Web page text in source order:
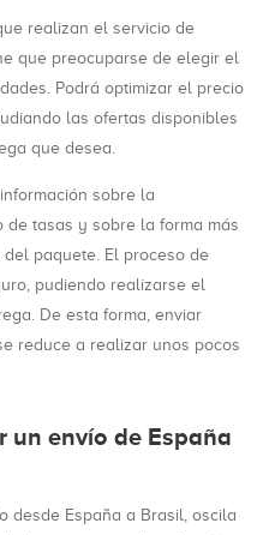
realizan el servicio de
que preocuparse de elegir el
Podrá optimizar el precio
las ofertas disponibles
que desea.
sobre la
de tasas y sobre la forma más
paquete. El proceso de
pudiendo realizarse el
De esta forma, enviar
reduce a realizar unos pocos
un envío de España
desde España a Brasil, oscila